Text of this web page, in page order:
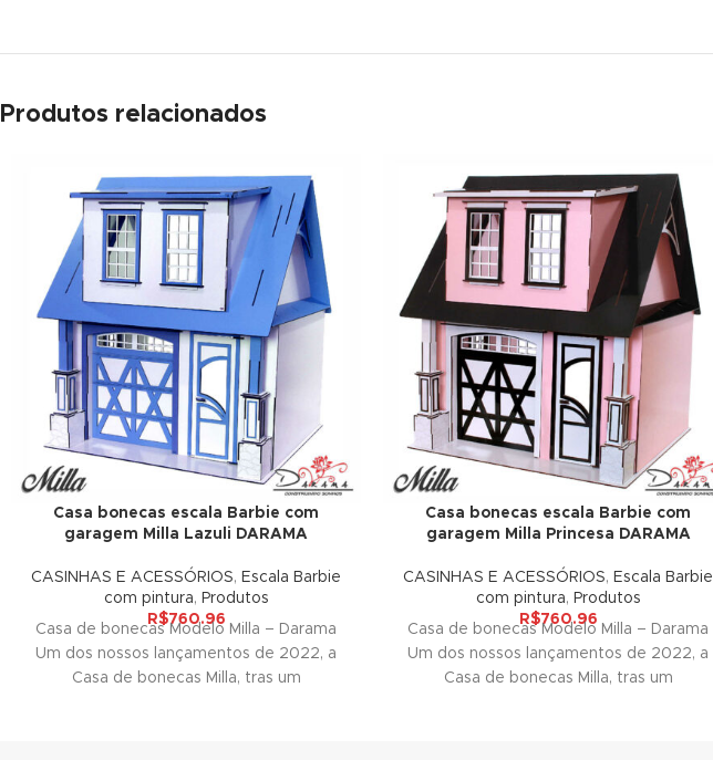
panel
panel
Panel
Panel
Produtos relacionados
Casa bonecas escala Barbie com
garagem Milla Lazuli DARAMA
CASINHAS E ACESSÓRIOS, Escala Barbie
com pintura, Produtos
R$760.96
Casa de bonecas Modelo Milla – Darama
Um dos nossos lançamentos de 2022, a
Casa de bonecas Milla, tras um
Casa bonecas escala Barbie com
garagem Milla Princesa DARAMA
CASINHAS E ACESSÓRIOS, Escala Barbie
com pintura, Produtos
R$760.96
Casa de bonecas Modelo Milla – Darama
Um dos nossos lançamentos de 2022, a
Casa de bonecas Milla, tras um